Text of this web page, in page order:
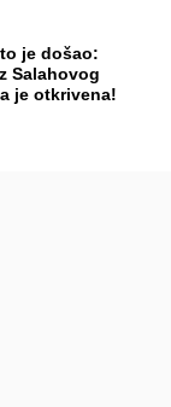
je došao:
Salahovog
je otkrivena!